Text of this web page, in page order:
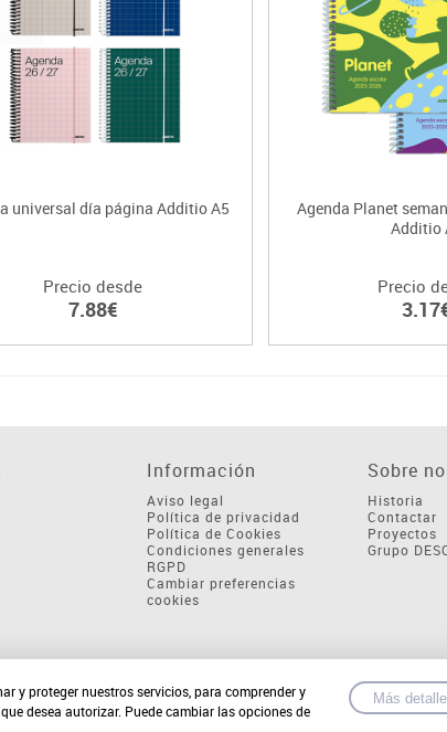
universal día página Additio A5
Precio desde
7.88€
Agenda Planet
Additio
Precio
Información
Aviso legal
Política de privacidad
Política de Cookies
Condiciones generales
RGPD
Cambiar preferencias
cookies
Sobre
Historia
Contactar
Proyectos
Grupo
y proteger nuestros servicios, para comprender y
desea autorizar. Puede cambiar las opciones de
Más